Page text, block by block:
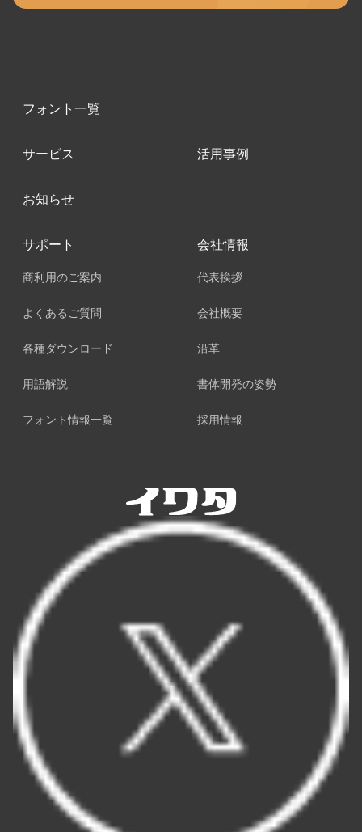
フォント一覧
サービス 活用事例
お知らせ
サポート
商利用のご案内
よくあるご質問
各種ダウンロード
用語解説
フォント情報一覧
会社情報
代表挨拶
会社概要
沿革
書体開発の姿勢
採用情報